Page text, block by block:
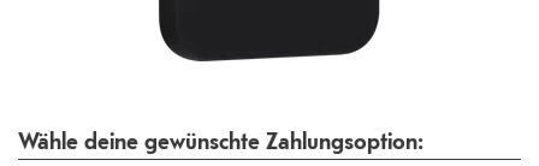
Wähle deine gewünschte Zahlungsoption: